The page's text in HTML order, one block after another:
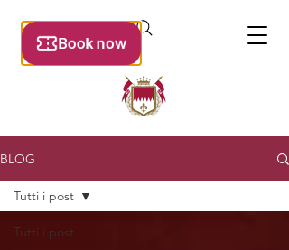
BLOG
Tutti i post
Tutti i post